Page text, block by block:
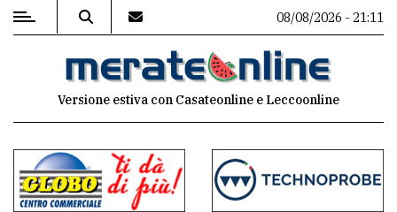
MENU
commenti
08/08/2026 - 21:11
Versione estiva con Casateonline e Leccoonline